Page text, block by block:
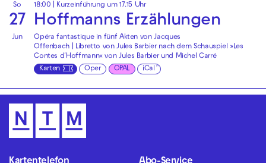
So
27
Jun
18:00 | Kurzeinführung um 17.15 Uhr
Hoffmanns Erzählungen
Opéra fantastique in fünf Akten von Jacques
Offenbach | Libretto von Jules Barbier nach dem Schauspiel »Les
Contes d′Hoffmann« von Jules Barbier und Michel Carré
Karten
Oper OPAL iCal